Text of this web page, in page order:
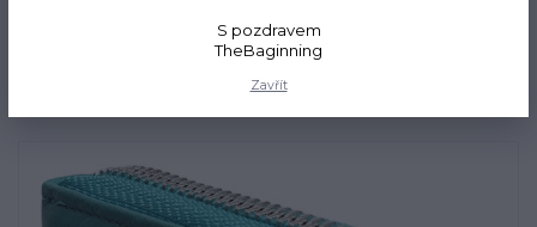
Dámská kožená peněženka
534 - Tyrkysová
S pozdravem
TheBaginning
Zavřít